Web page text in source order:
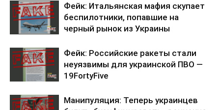
Фейк: Итальянская мафия скупает
беспилотники, попавшие на
черный рынок из Украины
Фейк: Российские ракеты стали
неуязвимы для украинской ПВО —
19FortyFive
Манипуляция: Теперь украинцев